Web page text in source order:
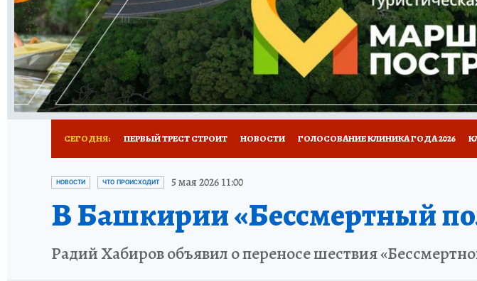
ПРЕСС-ЦЕНТР НЕДВИЖИМОСТЬ ТЕЛЕВИЗОР КОЛЛЕКЦИИ
РАДИО КП РЕКЛАМА ТЕСТЫ НОВОЕ НА САЙТЕ
СЕГОДНЯ: ПЕРВЫЙ ТРЕСТ СТРОИТ НОВОСТИ ГОЛОСОВАНИЕ КЛИНИКА ГОДА 2026
КП В МАХ ОТДЫХ В РОССИИ
НОВОСТИ ЧТО ПРОИСХОДИТ 5 мая 2026 11:00
В Башкирии «Бессмертный
Радий Хабиров объявил о переносе шествия